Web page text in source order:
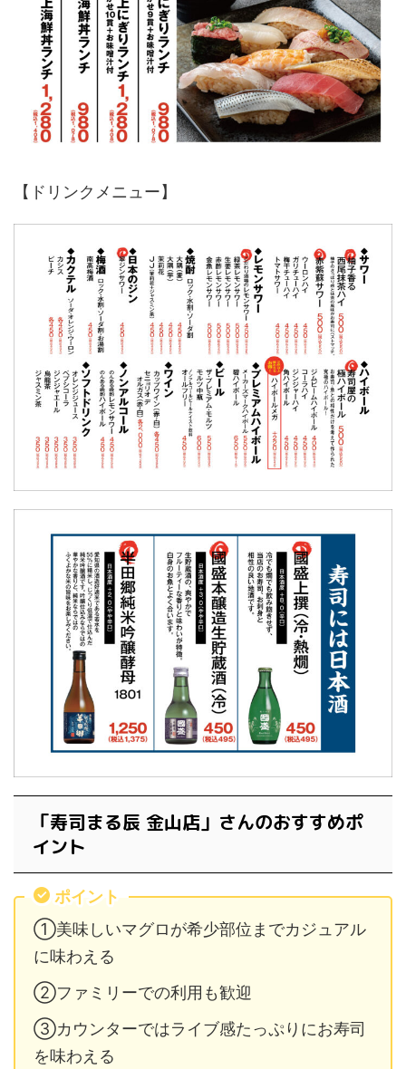
【ドリンクメニュー】
「寿司まる辰 金山店」さんのおすすめポ
イント
ポイント
①美味しいマグロが希少部位までカジュアル
に味わえる
②ファミリーでの利用も歓迎
③カウンターではライブ感たっぷりにお寿司
を味わえる